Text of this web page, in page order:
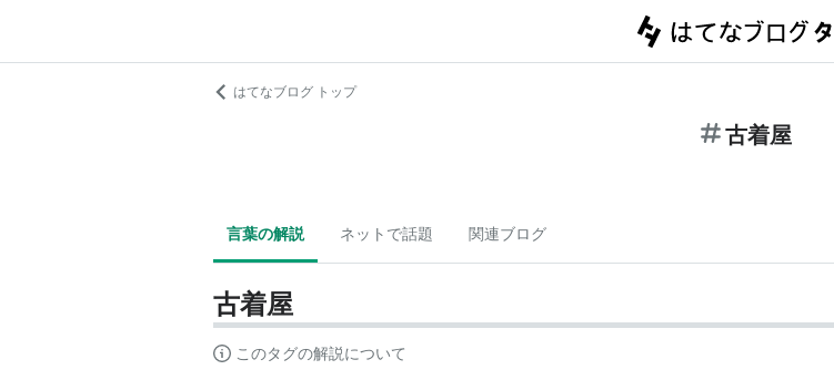
はてなブログ トップ
古着屋
言葉の解説 ネットで話題 関連ブログ
古着屋
このタグの解説について